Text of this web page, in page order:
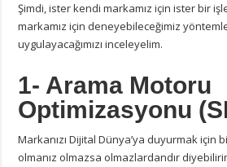
Şimdi, ister kendi markamız için ister bir
markamız için deneyebileceğimiz
uygulayacağımızı inceleyelim.
1- Arama Motoru
Optimizasyonu
Markanızı Dijital Dünya’ya duyurmak için
olmanız olmazsa olmazlardandır